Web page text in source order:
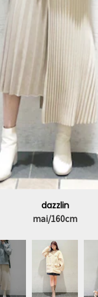
dazzlin
mai/160cm